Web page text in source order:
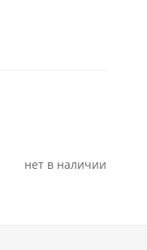
Нет в наличии